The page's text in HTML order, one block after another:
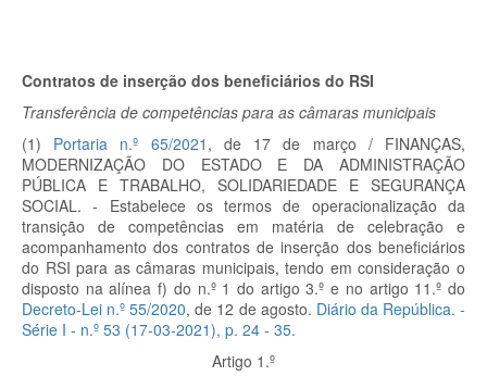
Contratos de inserção dos beneficiários do RSI
Transferência de competências para as câmaras municipais
(1) Portaria n.º 65/2021 , de 17 de março / FINANÇAS,
MODERNIZAÇÃO DO ESTADO E DA ADMINISTRAÇÃO
PÚBLICA E TRABALHO, SOLIDARIEDADE E SEGURANÇA
SOCIAL. - Estabelece os termos de operacionalização da
transição de competências em matéria de celebração e
acompanhamento dos contratos de inserção dos beneficiários
do RSI para as câmaras municipais, tendo em consideração o
disposto na alínea f) do n.º 1 do artigo 3.º e no artigo 11.º do
Decreto-Lei n.º 55/2020, de 12 de agosto. Diário da República. -
Série I - n.º 53 (17-03-2021), p. 24 - 35.
Artigo 1.º